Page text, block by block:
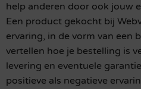
help anderen door ook jouw
Een product gekocht bij
ervaring, in de vorm van een
vertellen hoe je bestelling is
levering en eventuele
positieve als negatieve